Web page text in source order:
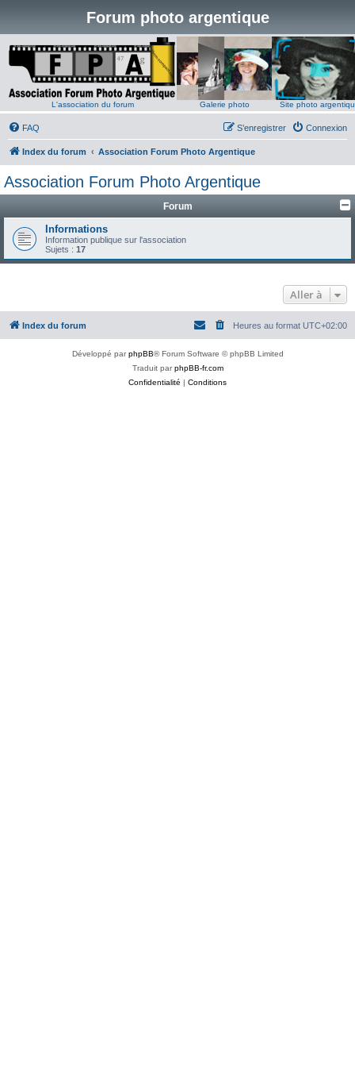
Forum photo argentique
L'association du forum Galerie photo Site photo
FAQ Connexion
S’enregistrer
Index du forum Association Forum Photo Argentique
Association Forum Photo Argentique
Forum
Informations
Information publique sur l'association
Sujets : 17
Aller à
Index du forum Heures au format UTC+02:00
Développé parphpBB® Forum Software © phpBB Limited
Traduit parphpBB-fr.com
Confidentialité | Conditions